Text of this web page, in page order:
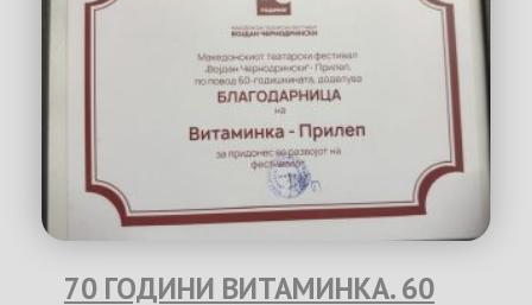
70 ГОДИНИ ВИТАМИНКА. 60